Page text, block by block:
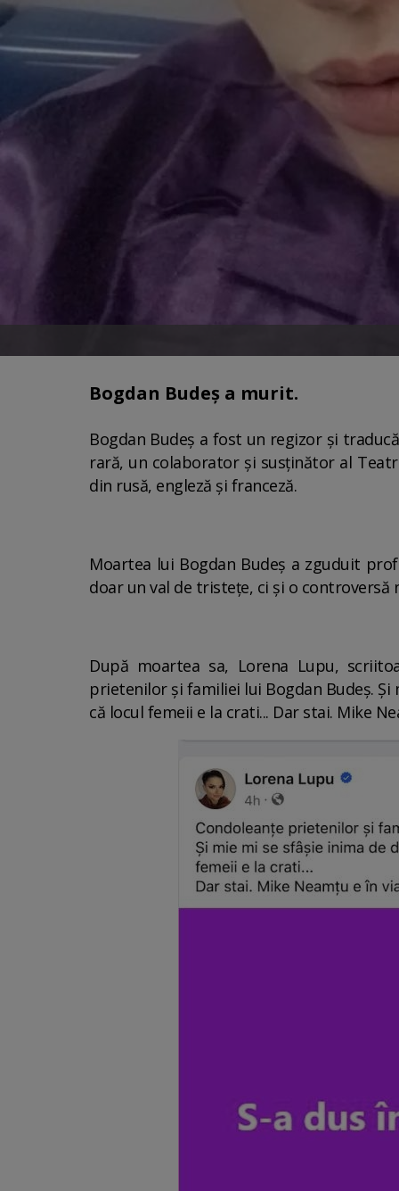
Bogdan Budeș a murit.
Bogdan Budeș a fost un regizor și
rară, un colaborator și susținător al
din rusă, engleză și franceză.
Moartea lui Bogdan Budeș a zguduit
doar un val de tristețe, ci și o
După moartea sa, Lorena Lupu,
prietenilor şi familiei lui Bogdan Budeş. Şi
că locul femeii e la crati... Dar stai. Mike